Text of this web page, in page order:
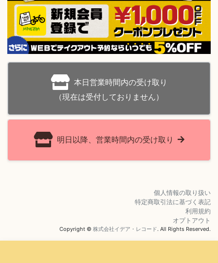
本日営業時間内の受け取り
（現在は受付しておりません）
明日以降、営業時間内の受け取り
個人情報の取り扱い
特定商取引法に基づく表記
利用規約
オプトアウト
Copyright © 株式会社イデア・レコード. All Rights Reserved.